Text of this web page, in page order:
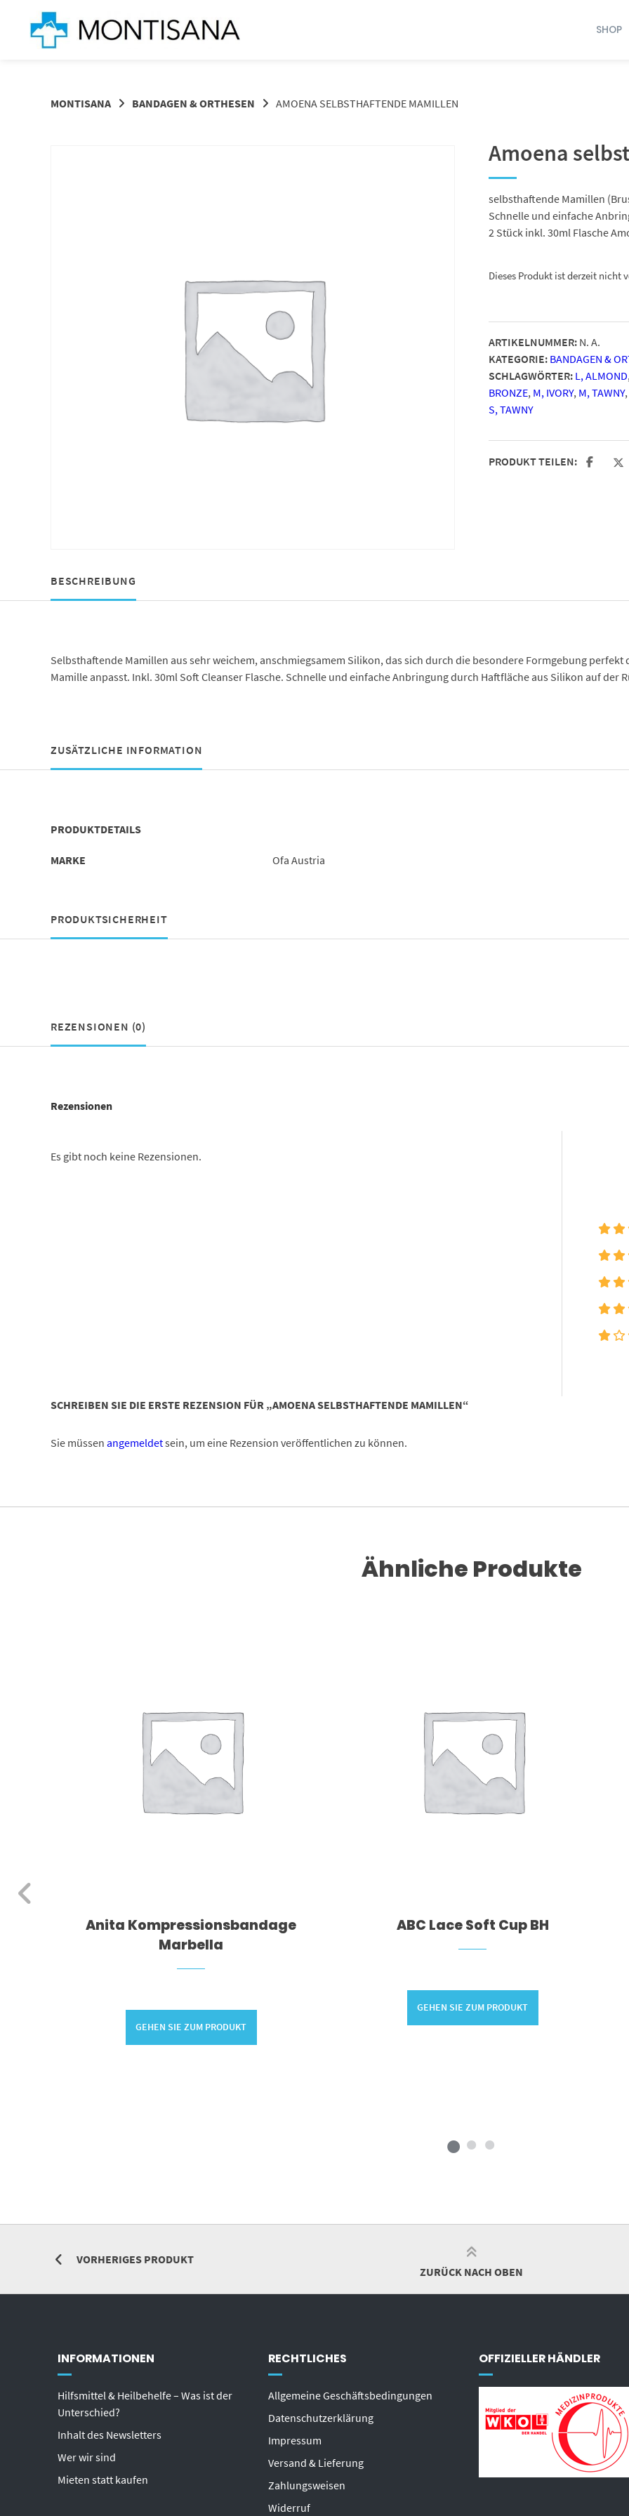
Springen
SHOP
MONTISANA BANDAGEN & ORTHESEN AMOENA SELBSTHAFTENDE MAMILLEN
Amoena
selbsthaftende Mamillen
Schnelle und einfache
2 Stück inkl. 30ml Flasche
Dieses Produkt ist derzeit nicht
ARTIKELNUMMER: N. A.
KATEGORIE: BANDAGEN &
SCHLAGWÖRTER: L, ALMOND,
BRONZE, M, IVORY, M, TAWNY,
S, TAWNY
PRODUKT TEILEN:
BESCHREIBUNG
Selbsthaftende Mamillen aus sehr weichem, anschmiegsamem Silikon, das sich durch die besondere Formgebung
Mamille anpasst. Inkl. 30ml Soft Cleanser Flasche. Schnelle und einfache Anbringung durch Haftfläche aus Silikon auf der
ZUSÄTZLICHE INFORMATION
PRODUKTDETAILS
MARKE Ofa Austria
PRODUKTSICHERHEIT
REZENSIONEN (0)
Rezensionen
Es gibt noch keine Rezensionen.
SCHREIBEN SIE DIE ERSTE REZENSION FÜR „AMOENA SELBSTHAFTENDE MAMILLEN“
Sie müssen angemeldetsein, um eine Rezension veröffentlichen zu können.
Ähnliche Produkte
Anita Kompressionsbandage
Marbella
GEHEN SIE ZUM PRODUKT
ABC Lace Soft Cup BH
GEHEN SIE ZUM PRODUKT
VORHERIGES PRODUKT
ZURÜCK NACH OBEN
INFORMATIONEN
Hilfsmittel & Heilbehelfe – Was ist der
Unterschied?
Inhalt des Newsletters
Wer wir sind
Mieten statt kaufen
RECHTLICHES
Allgemeine Geschäftsbedingungen
Datenschutzerklärung
Impressum
Versand & Lieferung
Zahlungsweisen
Widerruf
OFFIZIELLER HÄNDLER